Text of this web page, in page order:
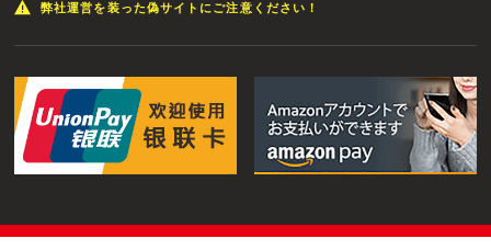
弊社運営を装った偽サイトにご注意ください！